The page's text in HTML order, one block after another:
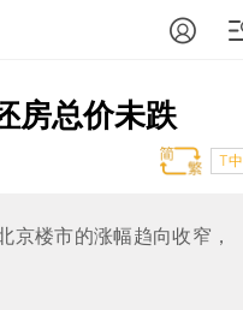
房总价未跌
T中
京楼市的涨幅趋向收窄，